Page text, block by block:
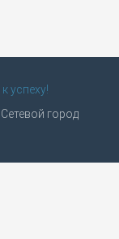
к успеху!
Сетевой город